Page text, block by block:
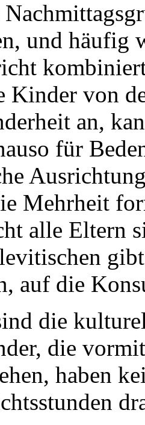
und häufig
Kinder von
an,
für
Mehrheit
alle Eltern
auf die
die
die
haben